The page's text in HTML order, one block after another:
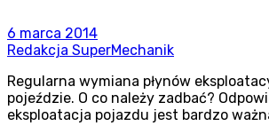
6 marca 2014
Redakcja SuperMechanik
Regularna wymiana płynów
pojeździe. O co należy zadbać?
eksploatacja pojazdu jest bardzo